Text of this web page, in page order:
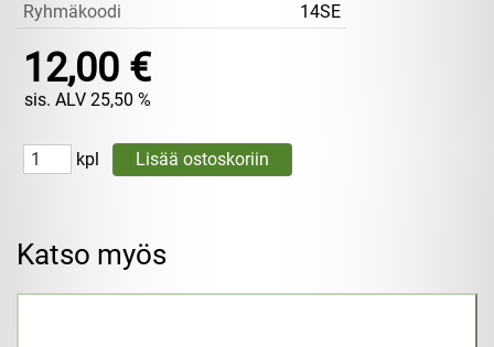
Ryhmäkoodi
14SE
12,00 €
sis. ALV 25,50 %
kpl
Katso myös